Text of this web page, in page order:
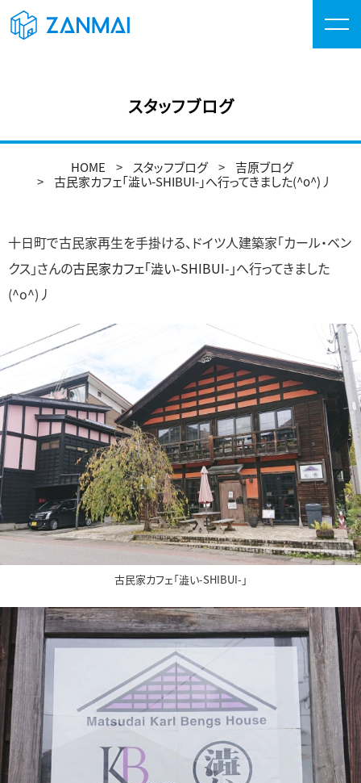
スタッフブログ
HOME スタッフブログ
吉原ブログ
古民家カフェ「澁い-SHIBUI-」へ行ってきました(^o^)丿
十日町で古民家再生を手掛ける、ドイツ人建築家「カール・ベン
クス」さんの古民家カフェ「澁い-SHIBUI-」へ行ってきました
(^o^)丿
古民家カフェ「澁い-SHIBUI-」